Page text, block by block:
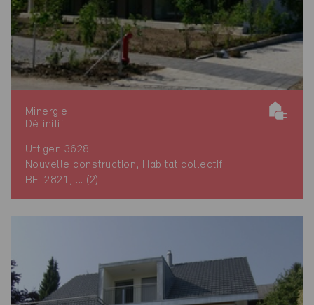
Minergie
Définitif
Uttigen 3628
Nouvelle construction, Habitat collectif
BE-2821, ... (2)